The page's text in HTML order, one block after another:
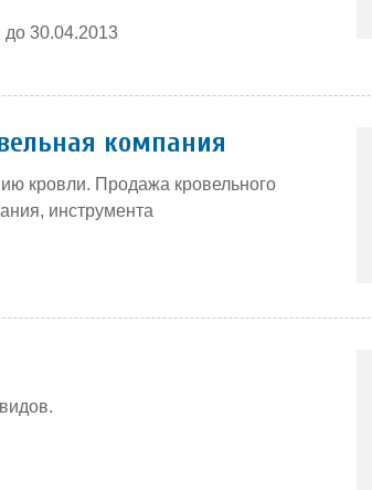
условиях!
до 30.04.2013
компания
кровли. Продажа кровельного
инструмента